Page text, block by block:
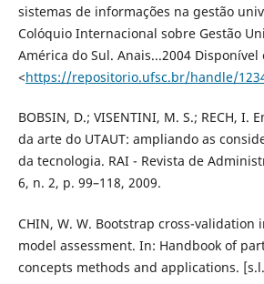
sistemas de informações na gestão
Colóquio Internacional sobre Gestão
América do Sul. Anais...2004 Disponível
<https://repositorio.ufsc.br/handle/
BOBSIN, D.; VISENTINI, M. S.; RECH, I.
da arte do UTAUT: ampliando as
da tecnologia. RAI - Revista de
6, n. 2, p. 99–118, 2009.
CHIN, W. W. Bootstrap cross-validation
model assessment. In: Handbook of
concepts methods and applications.